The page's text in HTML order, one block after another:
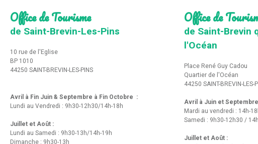
Office de Tourisme
de Saint-Brevin-Les-Pins
10 rue de l'Eglise
BP 1010
44250 SAINT-BREVIN-LES-PINS
Avril à Fin Juin & Septembre à Fin Octobre :
Lundi au Vendredi : 9h30-12h30/14h-18h
Juillet et Août :
Lundi au Samedi : 9h30-13h/14h-19h
Dimanche : 9h30-13h
Office de
de Saint-Brevin
l'Océan
Place René Guy Cadou
Quartier de l'Océan
44250 SAINT-BREVIN-LES-
Avril à Juin et
Mardi au vendredi : 14h-
Samedi : 9h30-12h30 /
Juillet et Août :